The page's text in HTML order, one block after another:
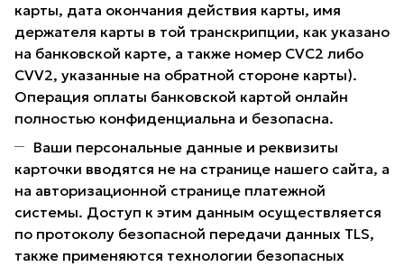
карты, дата окончания действия карты, имя
держателя карты в той транскрипции, как указано
на банковской карте, а также номер CVC2 либо
CVV2, указанные на обратной стороне карты).
Операция оплаты банковской картой онлайн
полностью конфиденциальна и безопасна.
Ваши персональные данные и реквизиты
карточки вводятся не на странице нашего сайта, а
на авторизационной странице платежной
системы. Доступ к этим данным осуществляется
по протоколу безопасной передачи данных TLS,
также применяются технологии безопасных